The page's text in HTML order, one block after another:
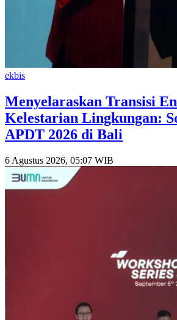
ekbis
Menyelaraskan Transisi
Kelestarian Lingkungan:
APDT 2026 di Bali
6 Agustus 2026, 05:07 WIB